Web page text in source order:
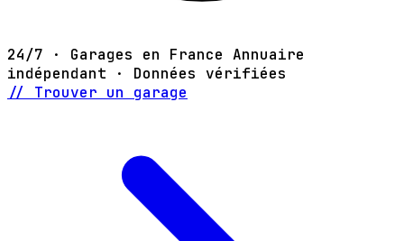
24/7 · Garages en France Annuaire
indépendant · Données vérifiées
// Trouver un garage